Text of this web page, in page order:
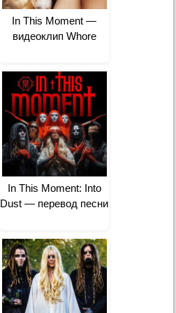
In This Moment —
видеоклип Whore
In This Moment: Into
Dust — перевод песни